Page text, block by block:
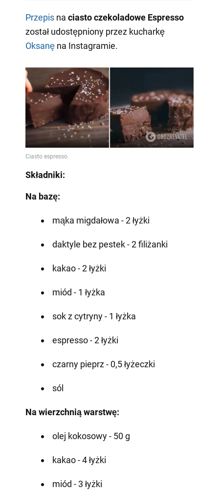
Przepisna ciasto czekoladowe Espresso
został udostępniony przez kucharkę
Oksanęna Instagramie.
Składniki:
Na bazę:
mąka migdałowa - 2 łyżki
daktyle bez pestek - 2 filiżanki
kakao - 2 łyżki
miód - 1 łyżka
sok z cytryny - 1 łyżka
espresso - 2 łyżki
czarny pieprz - 0,5 łyżeczki
sól
Na wierzchnią warstwę:
olej kokosowy - 50 g
kakao - 4 łyżki
miód - 3 łyżki